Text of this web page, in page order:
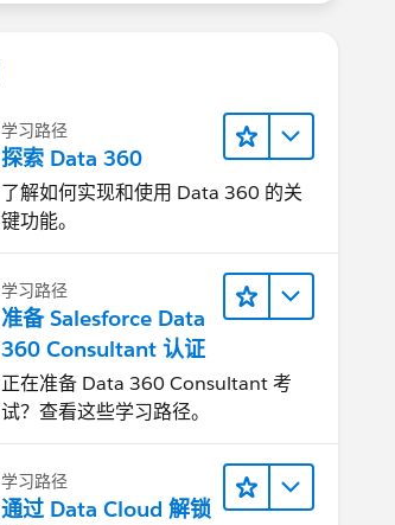
学习路径
探索 Data 360
了解如何实现和使用 Data 360 的关
键功能。
学习路径
准备 Salesforce Data
360 Consultant 认证
正在准备 Data 360 Consultant 考
试？查看这些学习路径。
学习路径
通过 Data Cloud 解锁